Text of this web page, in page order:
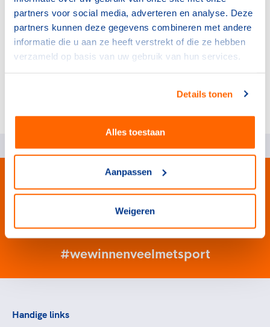
partners voor social media, adverteren en analyse. Deze
partners kunnen deze gegevens combineren met andere
informatie die u aan ze heeft verstrekt of die ze hebben
verzameld op basis van uw gebruik van hun services.
Details tonen
Alles toestaan
Aanpassen
Weigeren
van het Kenniscentrum Sport en Bewegen en het Mulier
Instituut.
Wie komen er?
#wewinnenveelmetsport
Handige links